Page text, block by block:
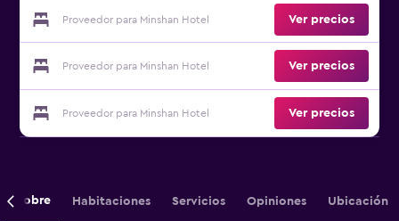
Proveedor para Minshan Hotel Ver precios
Proveedor para Minshan Hotel Ver precios
Proveedor para Minshan Hotel Ver precios
Sobre Habitaciones Servicios Opiniones Ubicación